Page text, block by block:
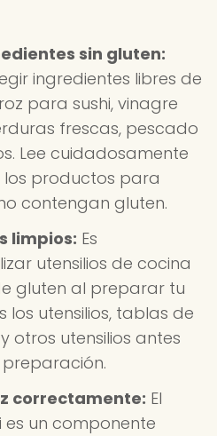
sin gluten:
ingredientes libres de
para sushi, vinagre
frescas, pescado
Lee cuidadosamente
productos para
contengan gluten.
limpios: Es
utensilios de cocina
gluten al preparar tu
los utensilios, tablas de
otros utensilios antes
correctamente: El
un componente